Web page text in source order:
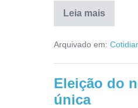
Leia mais
Arquivado em:
Eleição do
única